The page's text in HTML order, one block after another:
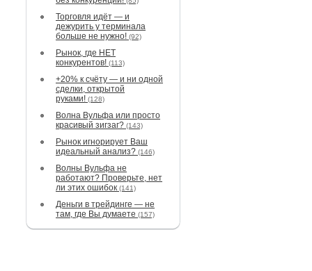
Торговля идёт — и
дежурить у терминала
больше не нужно! (92)
Рынок, где НЕТ
конкурентов! (113)
+20% к счёту — и ни одной
сделки, открытой
руками! (128)
Волна Вульфа или просто
красивый зигзаг? (143)
Рынок игнорирует Ваш
идеальный анализ? (146)
Волны Вульфа не
работают? Проверьте, нет
ли этих ошибок (141)
Деньги в трейдинге — не
там, где Вы думаете (157)